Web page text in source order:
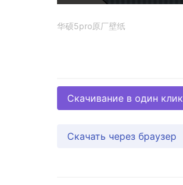
华硕5pro原厂壁纸
Скачивание в один клик
Скачать через браузер